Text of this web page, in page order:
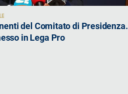
del Comitato di Presidenza.
in Lega Pro